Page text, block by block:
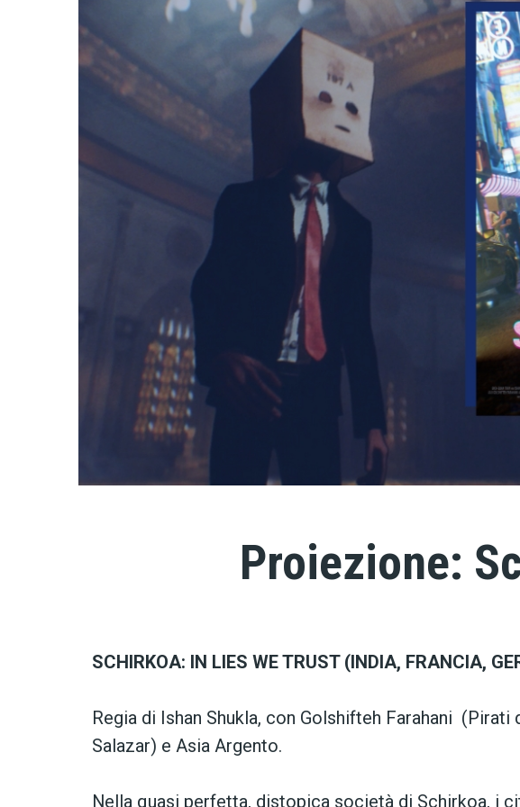
Proiezione:
SCHIRKOA: IN LIES WE TRUST (INDIA, FRANCIA,
Regia di Ishan Shukla, con Golshifteh Farahani (Pirati
Salazar) e Asia Argento.
Nella quasi perfetta, distopica società di Schirkoa, i